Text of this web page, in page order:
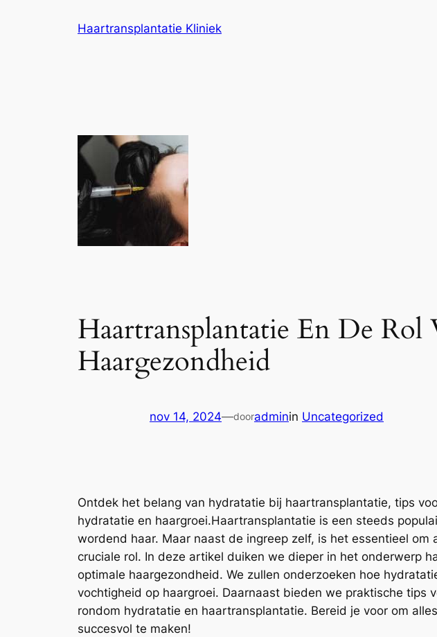
Haartransplantatie Kliniek
Haartransplantatie En De
Haargezondheid
nov 14, 2024—dooradminin Uncategorized
Ontdek het belang van hydratatie bij haartransplantatie, tips
hydratatie en haargroei.Haartransplantatie is een steeds
wordend haar. Maar naast de ingreep zelf, is het essentieel
cruciale rol. In deze artikel duiken we dieper in het onderwerp
optimale haargezondheid. We zullen onderzoeken hoe
vochtigheid op haargroei. Daarnaast bieden we praktische tips
rondom hydratatie en haartransplantatie. Bereid je voor om
succesvol te maken!